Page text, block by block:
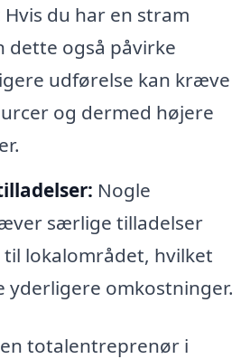
Hvis du har en stram
dette også påvirke
udførelse kan kræve
og dermed højere
Nogle
særlige tilladelser
til lokalområdet, hvilket
yderligere omkostninger.
totalentreprenør i